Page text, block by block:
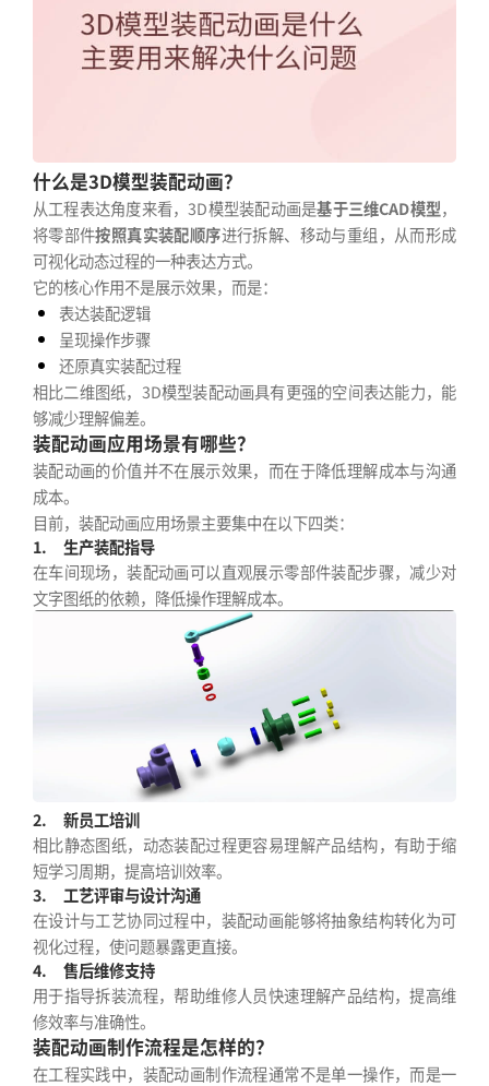
什么是3D模型装配动画？
从工程表达角度来看，3D模型装配动画是基于三维CAD模型，
将零部件按照真实装配顺序进行拆解、移动与重组，从而形成
可视化动态过程的一种表达方式。
它的核心作用不是展示效果，而是：
表达装配逻辑
呈现操作步骤
还原真实装配过程
相比二维图纸，3D模型装配动画具有更强的空间表达能力，能
够减少理解偏差。
装配动画应用场景有哪些？
装配动画的价值并不在展示效果，而在于降低理解成本与沟通
成本。
目前，装配动画应用场景主要集中在以下四类：
1. 生产装配指导
在车间现场，装配动画可以直观展示零部件装配步骤，减少对
文字图纸的依赖，降低操作理解成本。
2. 新员工培训
相比静态图纸，动态装配过程更容易理解产品结构，有助于缩
短学习周期，提高培训效率。
3. 工艺评审与设计沟通
在设计与工艺协同过程中，装配动画能够将抽象结构转化为可
视化过程，使问题暴露更直接。
4. 售后维修支持
用于指导拆装流程，帮助维修人员快速理解产品结构，提高维
修效率与准确性。
装配动画制作流程是怎样的？
在工程实践中，装配动画制作流程通常不是单一操作，而是一